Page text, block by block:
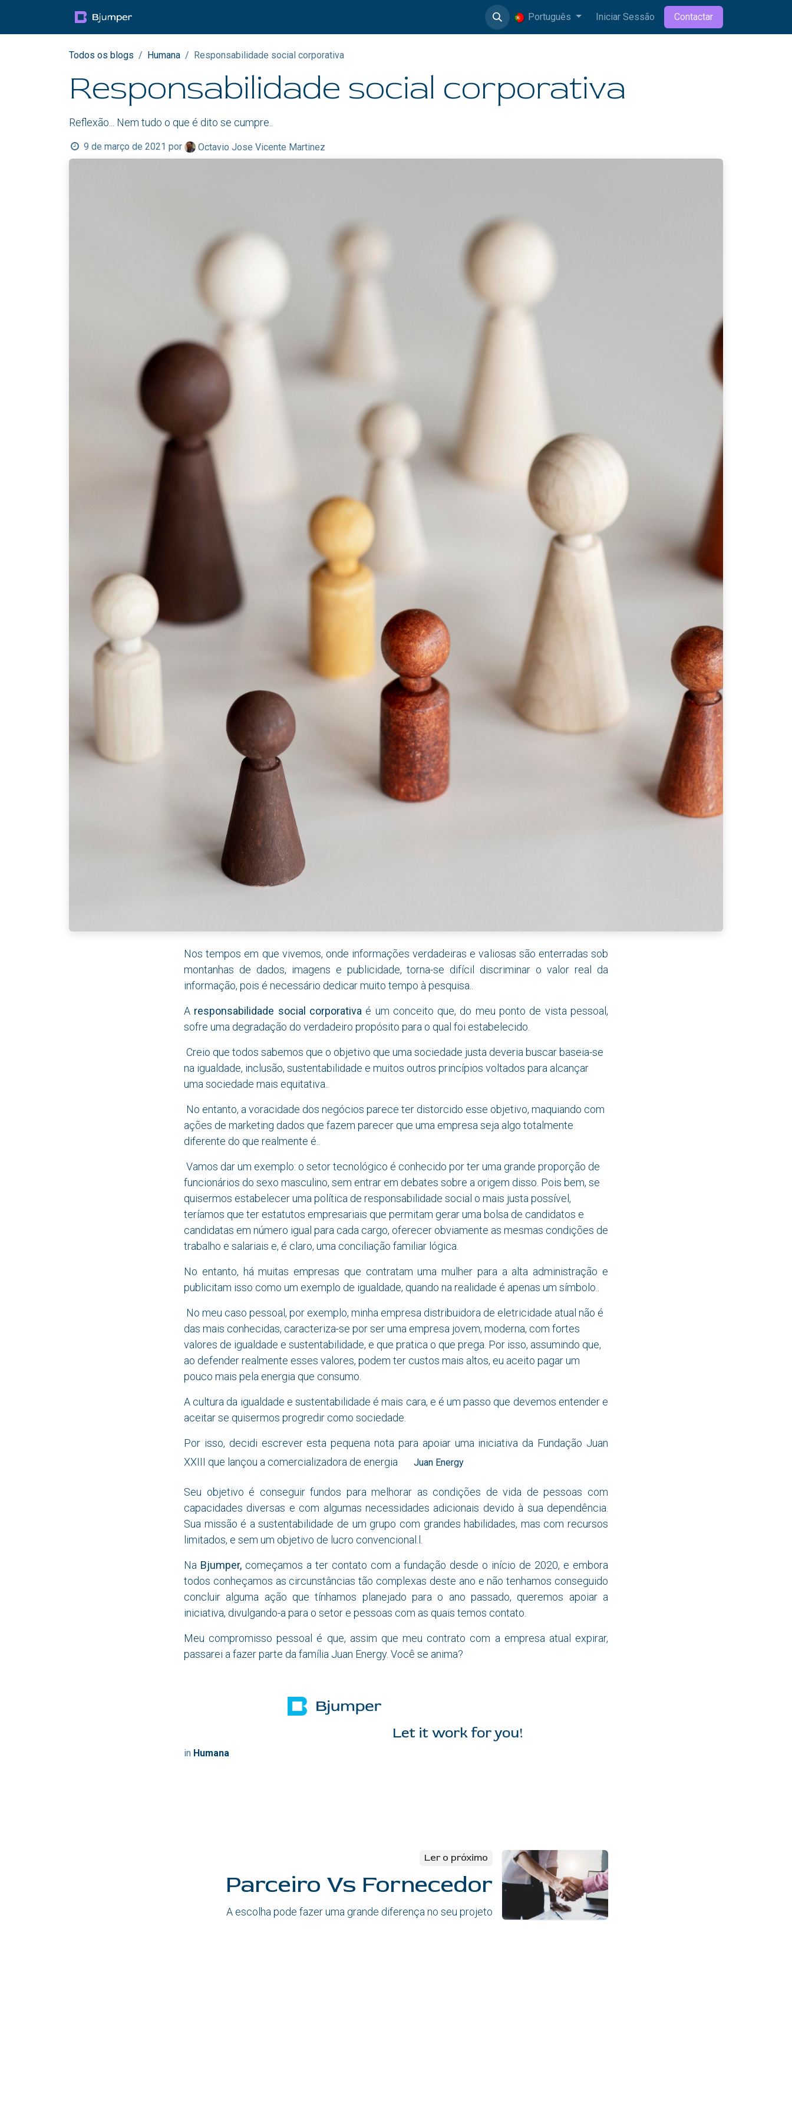
Português Iniciar Sessão Contactar
Todos os blogs Humana Responsabilidade social corporativa
Responsabilidade social corporativa
Reflexão... Nem tudo o que é dito se cumpre..
9 de março de 2021 por Octavio Jose Vicente Martinez
Nos tempos em que vivemos, onde informações verdadeiras e valiosas são enterradas sob
montanhas de dados, imagens e publicidade, torna-se difícil discriminar o valor real da
informação, pois é necessário dedicar muito tempo à pesquisa..
A responsabilidade social corporativa é um conceito que, do meu ponto de vista pessoal,
sofre uma degradação do verdadeiro propósito para o qual foi estabelecido.
Creio que todos sabemos que o objetivo que uma sociedade justa deveria buscar baseia-se
na igualdade, inclusão, sustentabilidade e muitos outros princípios voltados para alcançar
uma sociedade mais equitativa..
No entanto, a voracidade dos negócios parece ter distorcido esse objetivo, maquiando com
ações de marketing dados que fazem parecer que uma empresa seja algo totalmente
diferente do que realmente é..
Vamos dar um exemplo: o setor tecnológico é conhecido por ter uma grande proporção de
funcionários do sexo masculino, sem entrar em debates sobre a origem disso. Pois bem, se
quisermos estabelecer uma política de responsabilidade social o mais justa possível,
teríamos que ter estatutos empresariais que permitam gerar uma bolsa de candidatos e
candidatas em número igual para cada cargo, oferecer obviamente as mesmas condições de
trabalho e salariais e, é claro, uma conciliação familiar lógica.
No entanto, há muitas empresas que contratam uma mulher para a alta administração e
publicitam isso como um exemplo de igualdade, quando na realidade é apenas um símbolo..
No meu caso pessoal, por exemplo, minha empresa distribuidora de eletricidade atual não é
das mais conhecidas, caracteriza-se por ser uma empresa jovem, moderna, com fortes
valores de igualdade e sustentabilidade, e que pratica o que prega. Por isso, assumindo que,
ao defender realmente esses valores, podem ter custos mais altos, eu aceito pagar um
pouco mais pela energia que consumo.
A cultura da igualdade e sustentabilidade é mais cara, e é um passo que devemos entender e
aceitar se quisermos progredir como sociedade.
Por isso, decidi escrever esta pequena nota para apoiar uma iniciativa da Fundação Juan
XXIII que lançou a comercializadora de energia
Juan Energy
Seu objetivo é conseguir fundos para melhorar as condições de vida de pessoas com
capacidades diversas e com algumas necessidades adicionais devido à sua dependência.
Sua missão é a sustentabilidade de um grupo com grandes habilidades, mas com recursos
limitados, e sem um objetivo de lucro convencional.l.
Na Bjumper, começamos a ter contato com a fundação desde o início de 2020, e embora
todos conheçamos as circunstâncias tão complexas deste ano e não tenhamos conseguido
concluir alguma ação que tínhamos planejado para o ano passado, queremos apoiar a
iniciativa, divulgando-a para o setor e pessoas com as quais temos contato.
Meu compromisso pessoal é que, assim que meu contrato com a empresa atual expirar,
passarei a fazer parte da família Juan Energy. Você se anima?
Let it work for you!
in Humana
Ler o próximo
Parceiro Vs Fornecedor
A escolha pode fazer uma grande diferença no seu projeto